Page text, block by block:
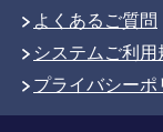
よくあるご質問
システムご利用
プライバシー